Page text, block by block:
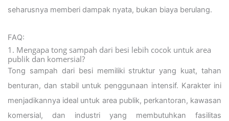
seharusnya memberi dampak nyata, bukan biaya berulang.
FAQ:
1. Mengapa tong sampah dari besi lebih cocok untuk area
publik dan komersial?
Tong sampah dari besi memiliki struktur yang kuat, tahan
benturan, dan stabil untuk penggunaan intensif. Karakter ini
menjadikannya ideal untuk area publik, perkantoran, kawasan
komersial, dan industri yang membutuhkan fasilitas